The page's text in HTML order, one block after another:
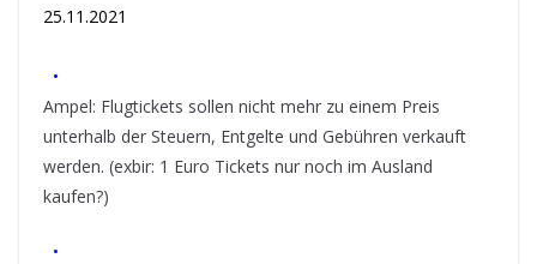
25.11.2021
•
Ampel: Flugtickets sollen nicht mehr zu einem Preis
unterhalb der Steuern, Entgelte und Gebühren verkauft
werden. (exbir: 1 Euro Tickets nur noch im Ausland
kaufen?)
•